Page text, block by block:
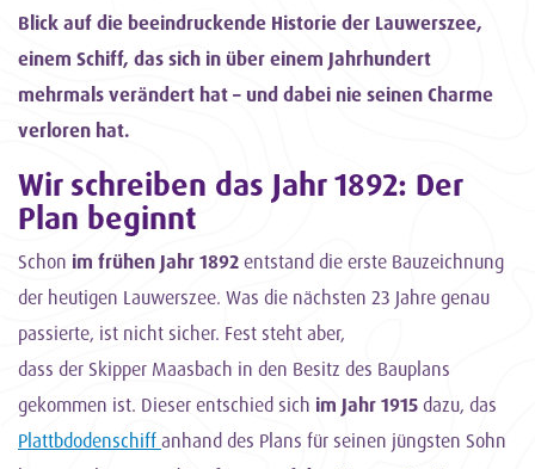
Blick auf die beeindruckende Historie der Lauwerszee,
einem Schiff, das sich in über einem Jahrhundert
mehrmals verändert hat – und dabei nie seinen Charme
verloren hat.
Wir schreiben das Jahr 1892: Der
Plan beginnt
Schon im frühen Jahr 1892 entstand die erste Bauzeichnung
der heutigen Lauwerszee. Was die nächsten 23 Jahre genau
passierte, ist nicht sicher. Fest steht aber,
dass der Skipper Maasbach in den Besitz des Bauplans
gekommen ist. Dieser entschied sich im Jahr 1915 dazu, das
Plattbdodenschiff anhand des Plans für seinen jüngsten Sohn